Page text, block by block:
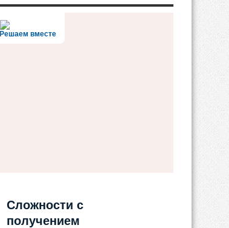
Решаем вместе
Сложности с
получением